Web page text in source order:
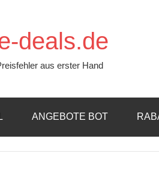
deals.de
aus erster Hand
ANGEBOTE BOT